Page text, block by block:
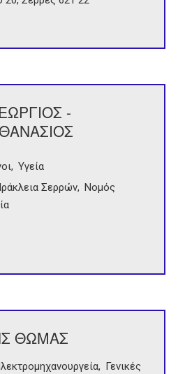
-
Υγεία
Σερρών
Νομός
ΘΩΜΑΣ
Γενικές